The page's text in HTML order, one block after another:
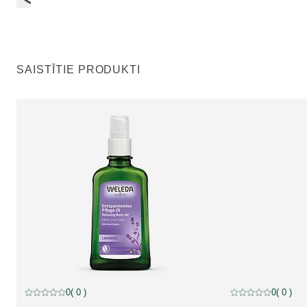
SAISTĪTIE PRODUKTI
Pašreizējais vērtējums: 0 no 5 zvaigznēm novērtēja 0 klienti
0( 0 ) Pašreizējais
0( 0 )